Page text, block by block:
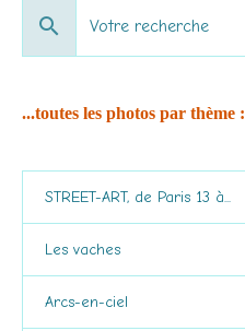
...toutes les photos par thème :
STREET-ART, de Paris 13 à...
Les vaches
Arcs-en-ciel